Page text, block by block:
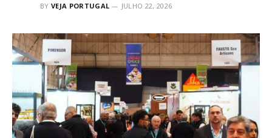
BY VEJA PORTUGAL JULHO 22, 2026